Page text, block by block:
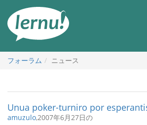
フォーラム
ニュース
Unua poker-turniro por
amuzulo,2007年6月27日の